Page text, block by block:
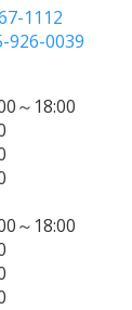
1112
926-0039
～18:00
～18:00